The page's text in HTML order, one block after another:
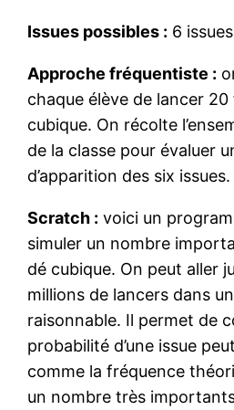
Issues possibles : 6
Approche fréquentiste :
chaque élève de lancer
cubique. On récolte
de la classe pour évaluer
d’apparition des six issues.
Scratch : voici un
simuler un nombre
dé cubique. On peut aller
millions de lancers dans
raisonnable. Il permet de
probabilité d’une issue
comme la fréquence
un nombre très